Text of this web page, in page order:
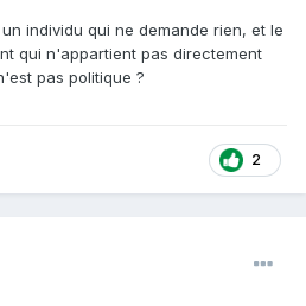
individu qui ne demande rien, et le
qui n'appartient pas directement
pas politique ?
2